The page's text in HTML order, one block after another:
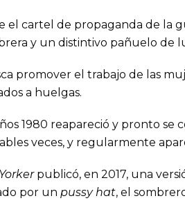
el cartel de propaganda de la
y un distintivo pañuelo de
promover el trabajo de las
a huelgas.
1980 reapareció y pronto
veces, y regularmente
publicó, en 2017, una
por un pussy hat, el